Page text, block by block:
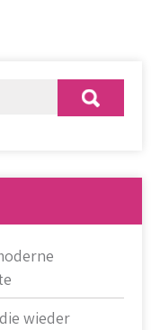
wieder